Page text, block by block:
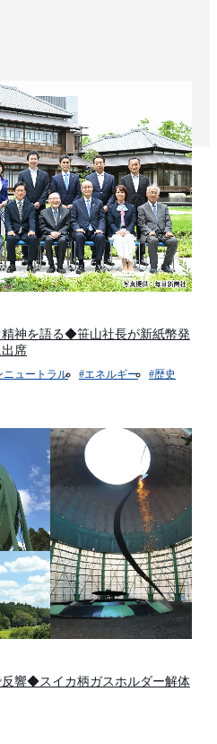
神を語る◆笹山社長が新紙幣発
席
ニュートラル #エネルギー
#歴史
反響◆スイカ柄ガスホルダー解体